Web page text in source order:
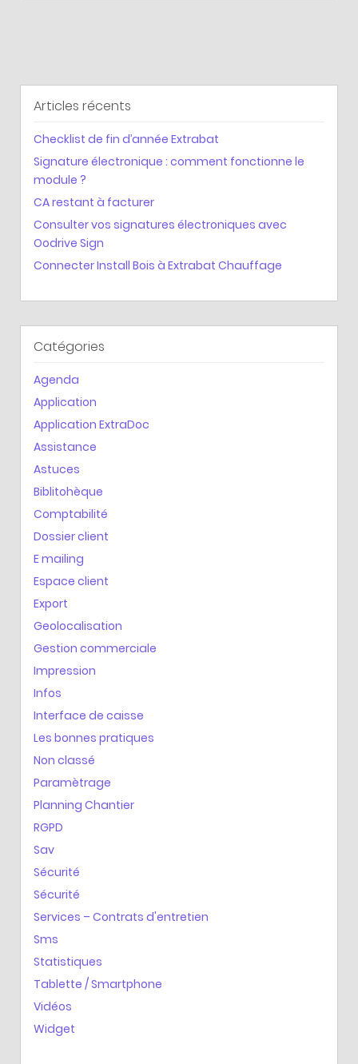
Articles récents
Checklist de fin d’année Extrabat
Signature électronique : comment fonctionne le
module ?
CA restant à facturer
Consulter vos signatures électroniques avec
Oodrive Sign
Connecter Install Bois à Extrabat Chauffage
Catégories
Agenda
Application
Application ExtraDoc
Assistance
Astuces
Biblitohèque
Comptabilité
Dossier client
E mailing
Espace client
Export
Geolocalisation
Gestion commerciale
Impression
Infos
Interface de caisse
Les bonnes pratiques
Non classé
Paramètrage
Planning Chantier
RGPD
Sav
Sécurité
Sécurité
Services – Contrats d'entretien
Sms
Statistiques
Tablette / Smartphone
Vidéos
Widget